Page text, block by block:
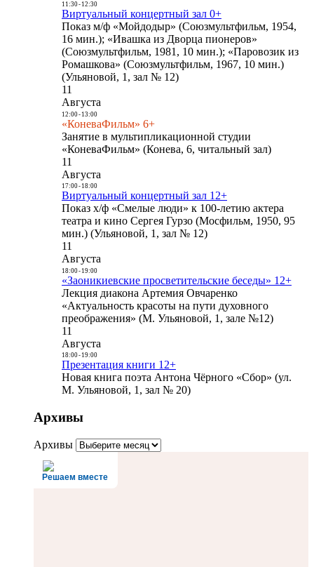
11:30- 12:30
Виртуальный концертный зал 0+
Показ м/ф «Мойдодыр» (Союзмультфильм, 1954,
16 мин.); «Ивашка из Дворца пионеров»
(Союзмультфильм, 1981, 10 мин.); «Паровозик из
Ромашкова» (Союзмультфильм, 1967, 10 мин.)
(Ульяновой, 1, зал № 12)
11
Августа
12:00- 13:00
«КоневаФильм» 6+
Занятие в мультипликационной студии
«КоневаФильм» (Конева, 6, читальный зал)
11
Августа
17:00- 18:00
Виртуальный концертный зал 12+
Показ х/ф «Смелые люди» к 100-летию актера
театра и кино Сергея Гурзо (Мосфильм, 1950, 95
мин.) (Ульяновой, 1, зал № 12)
11
Августа
18:00- 19:00
«Заоникиевские просветительские беседы» 12+
Лекция диакона Артемия Овчаренко
«Актуальность красоты на пути духовного
преображения» (М. Ульяновой, 1, зале №12)
11
Августа
18:00- 19:00
Презентация книги 12+
Новая книга поэта Антона Чёрного «Сбор» (ул.
М. Ульяновой, 1, зал № 20)
Архивы
Архивы
Решаем вместе